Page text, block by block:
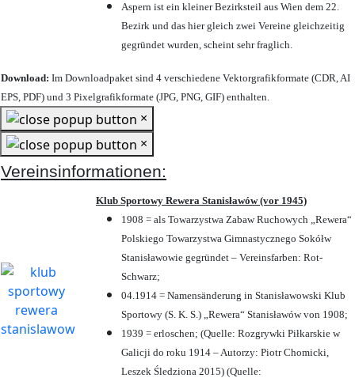
Aspern ist ein kleiner Bezirksteil aus Wien dem 22.
Bezirk und das hier gleich zwei Vereine gleichzeitig
gegründet wurden, scheint sehr fraglich.
Download: Im Downloadpaket sind 4 verschiedene Vektorgrafikformate (CDR, AI
EPS, PDF) und 3 Pixelgrafikformate (JPG, PNG, GIF) enthalten.
×
×
Vereinsinformationen:
Klub Sportowy Rewera Stanisławów (vor 1945)
1908 = als Towarzystwa Zabaw Ruchowych „Rewera“
Polskiego Towarzystwa Gimnastycznego Sokółw
Stanisławowie gegründet – Vereinsfarben: Rot-
Schwarz;
04.1914 = Namensänderung in Stanisławowski Klub
Sportowy (S. K. S.) „Rewera“ Stanisławów von 1908;
1939 = erloschen; (Quelle: Rozgrywki Piłkarskie w
Galicji do roku 1914 – Autorzy: Piotr Chomicki,
Leszek Śledziona 2015) (Quelle: